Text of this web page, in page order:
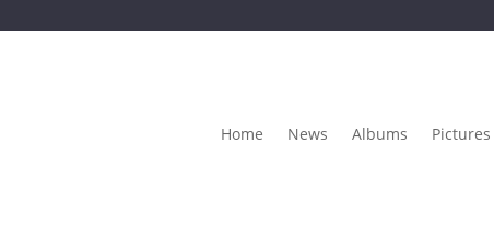
Home News Albums Pictures